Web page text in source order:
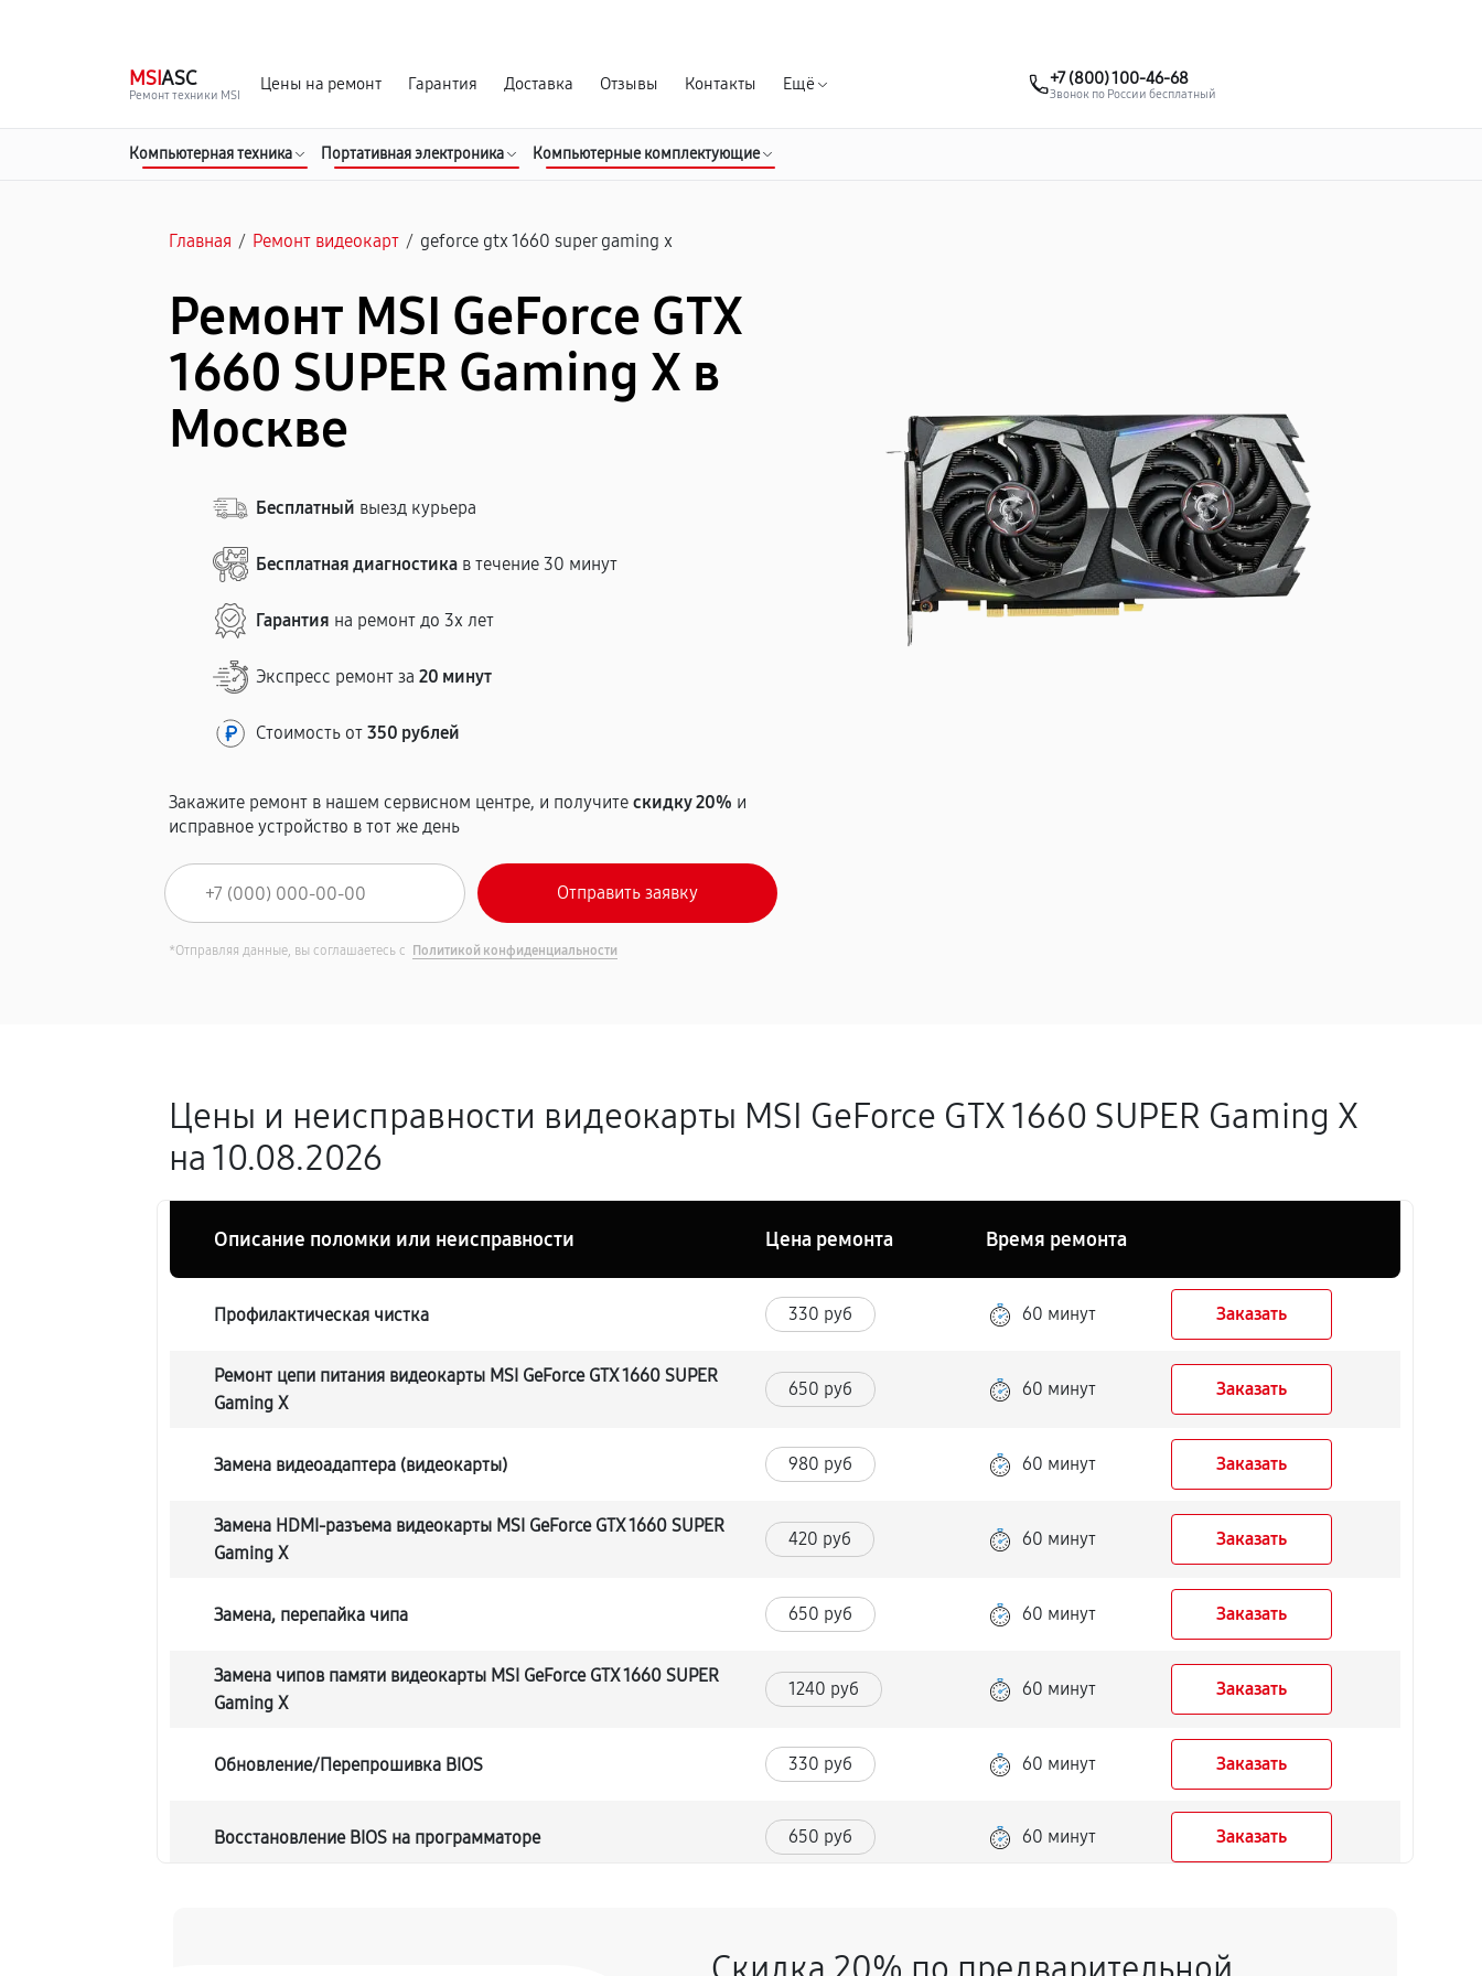
MSIASC
Ремонт техники MSI
Цены на ремонт Гарантия Доставка Отзывы Контакты Ещё +7 (800) 100-46-68
Звонок по России бесплатный
Компьютерная техника Портативная электроника Компьютерные комплектующие
Главная / Ремонт видеокарт / geforce gtx 1660 super gaming x
Ремонт MSI GeForce GTX
1660 SUPER Gaming X в
Москве
Бесплатный выезд курьера
Бесплатная диагностика в течение 30 минут
Гарантия на ремонт до 3х лет
Экспресс ремонт за20 минут
Стоимость от350 рублей
Закажите ремонт в нашем сервисном центре, и получитескидку 20% и
исправное устройство в тот же день
*Отправляя данные, вы соглашаетесь с Политикой конфиденциальности
Цены и неисправности видеокарты MSI GeForce GTX 1660 SUPER Gaming X
на 10.08.2026
Описание поломки или неисправности Цена ремонта Время ремонта
Профилактическая чистка 330 руб 60 минут Заказать
Ремонт цепи питания видеокарты MSI GeForce GTX 1660 SUPER
Gaming X
650 руб 60 минут Заказать
Замена видеоадаптера (видеокарты) 980 руб 60 минут Заказать
Замена HDMI-разъема видеокарты MSI GeForce GTX 1660 SUPER
Gaming X
420 руб 60 минут Заказать
Замена, перепайка чипа 650 руб 60 минут Заказать
Замена чипов памяти видеокарты MSI GeForce GTX 1660 SUPER
Gaming X
1240 руб 60 минут Заказать
Обновление/Перепрошивка BIOS 330 руб 60 минут Заказать
Восстановление BIOS на программаторе 650 руб 60 минут Заказать
Замена конденсатора видеокарты MSI GeForce GTX 1660 SUPER